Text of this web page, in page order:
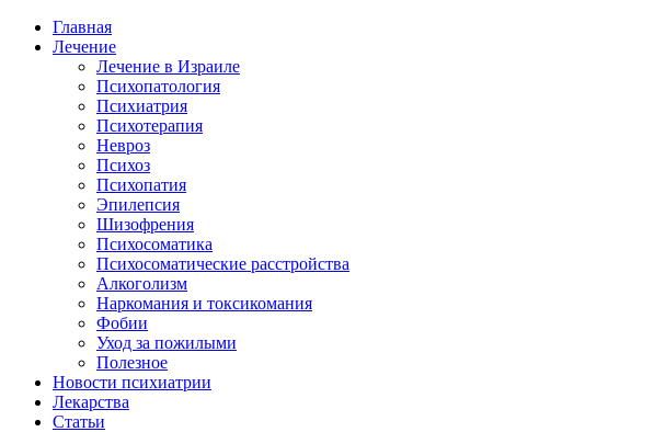
Главная
Лечение
Лечение в Израиле
Психопатология
Психиатрия
Психотерапия
Невроз
Психоз
Психопатия
Эпилепсия
Шизофрения
Психосоматика
Психосоматические расстройства
Алкоголизм
Наркомания и токсикомания
Фобии
Уход за пожилыми
Полезное
Новости психиатрии
Лекарства
Статьи